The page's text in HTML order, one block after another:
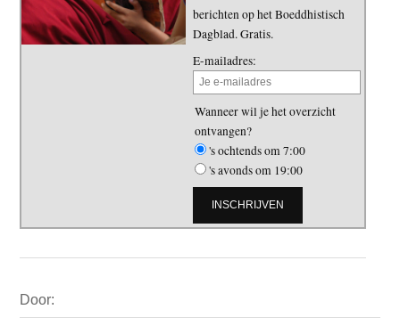
berichten op het Boeddhistisch
Dagblad. Gratis.
E-mailadres:
Wanneer wil je het overzicht
ontvangen?
's ochtends om 7:00
's avonds om 19:00
Sidebar
Door: